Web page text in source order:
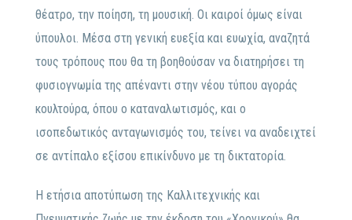
θέατρο, την ποίηση, τη μουσική. Οι καιροί όμως είναι
ύπουλοι. Μέσα στη γενική ευεξία και ευωχία, αναζητά
τους τρόπους που θα τη βοηθούσαν να διατηρήσει τη
φυσιογνωμία της απέναντι στην νέου τύπου αγοράς
κουλτούρα, όπου ο καταναλωτισμός, και ο
ισοπεδωτικός ανταγωνισμός του, τείνει να αναδειχτεί
σε αντίπαλο εξίσου επικίνδυνο με τη δικτατορία.
Η ετήσια αποτύπωση της Καλλιτεχνικής και